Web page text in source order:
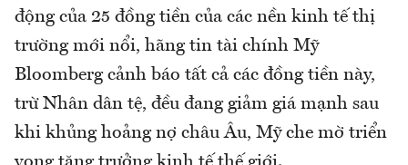
động của 25 đồng tiền của các nền kinh tế thị
trường mới nổi, hãng tin tài chính Mỹ
Bloomberg cảnh báo tất cả các đồng tiền này,
trừ Nhân dân tệ, đều đang giảm giá mạnh sau
khi khủng hoảng nợ châu Âu, Mỹ che mờ triển